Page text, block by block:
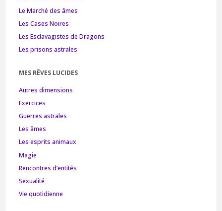
Le Marché des âmes
Les Cases Noires
Les Esclavagistes de Dragons
Les prisons astrales
MES RÊVES LUCIDES
Autres dimensions
Exercices
Guerres astrales
Les âmes
Les esprits animaux
Magie
Rencontres d’entités
Sexualité
Vie quotidienne